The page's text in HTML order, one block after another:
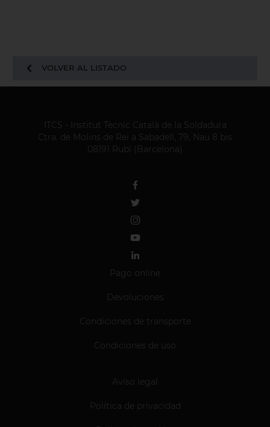
VOLVER AL LISTADO
ITCS - Institut Tècnic Català de la Soldadura
Ctra. de Molins de Rei a Sabadell, 79, Nau 8 bis
08191 Rubí (Barcelona)
Pago online
Devoluciones
Condiciones de transporte
Condiciones de uso
Aviso legal
Política de privacidad